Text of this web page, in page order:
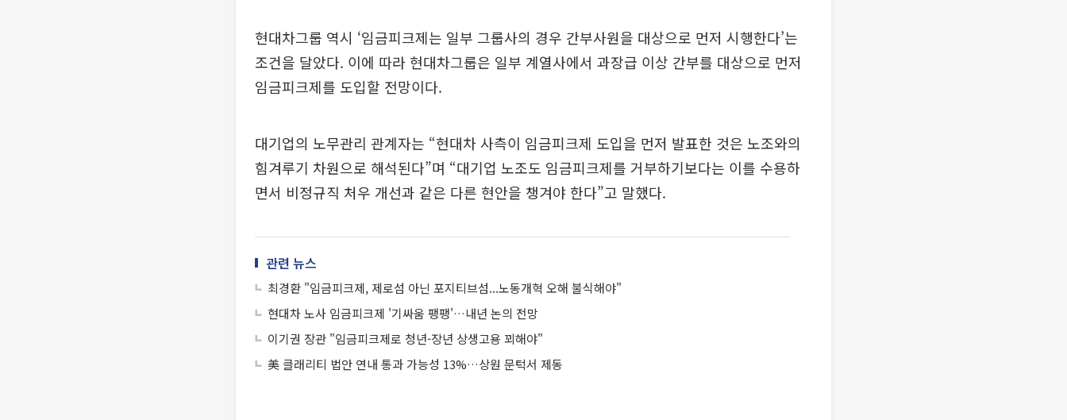
현대차그룹 역시 ‘임금피크제는 일부 그룹사의 경우 간부사원을 대상으로 먼저 시행한다’는
조건을 달았다. 이에 따라 현대차그룹은 일부 계열사에서 과장급 이상 간부를 대상으로 먼저
임금피크제를 도입할 전망이다.
대기업의 노무관리 관계자는 “현대차 사측이 임금피크제 도입을 먼저 발표한 것은 노조와의
힘겨루기 차원으로 해석된다”며 “대기업 노조도 임금피크제를 거부하기보다는 이를 수용하
면서 비정규직 처우 개선과 같은 다른 현안을 챙겨야 한다”고 말했다.
관련 뉴스
최경환 "임금피크제, 제로섬 아닌 포지티브섬...노동개혁 오해 불식해야"
현대차 노사 임금피크제 '기싸움 팽팽'…내년 논의 전망
이기권 장관 "임금피크제로 청년-장년 상생고용 꾀해야"
美 클래리티 법안 연내 통과 가능성 13%…상원 문턱서 제동